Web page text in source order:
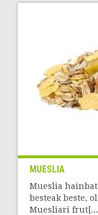
MUESLIA
Mueslia
besteak beste,
Muesliari